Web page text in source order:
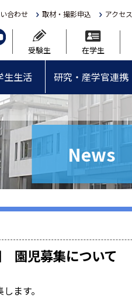
合わせ 取材・撮影申込 アクセス
受験生 在学生
生生活 研究・産学官連携
News
園児募集について
ます。